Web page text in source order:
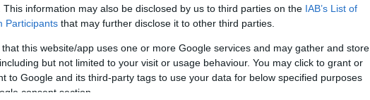
This information may also be disclosed by us to third parties on the IAB’s List of
Participants that may further disclose it to other third parties.
that this website/app uses one or more Google services and may gather and store
but not limited to your visit or usage behaviour. You may click to grant or
to Google and its third-party tags to use your data for below specified purposes
consent section.